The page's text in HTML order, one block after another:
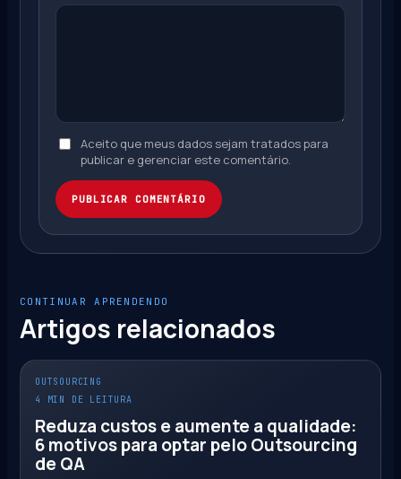
Aceito que meus dados sejam tratados para
publicar e gerenciar este comentário.
PUBLICAR COMENTÁRIO
CONTINUAR APRENDENDO
Artigos relacionados
OUTSOURCING
4 MIN DE LEITURA
Reduza custos e aumente a qualidade:
6 motivos para optar pelo Outsourcing
de QA